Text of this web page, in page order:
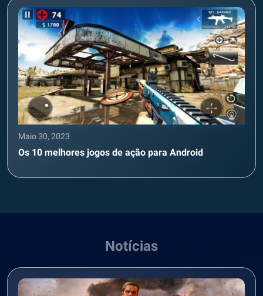
Maio 30, 2023
Os 10 melhores jogos de ação para Android
Notícias